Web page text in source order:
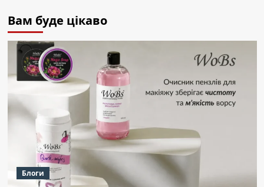
Вам буде цікаво
Блоги